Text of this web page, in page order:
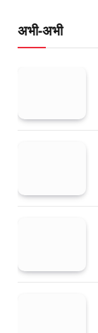
अभी-अभी